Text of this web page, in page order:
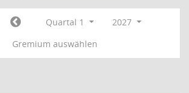
Quartal 1
2027
Gremium auswählen